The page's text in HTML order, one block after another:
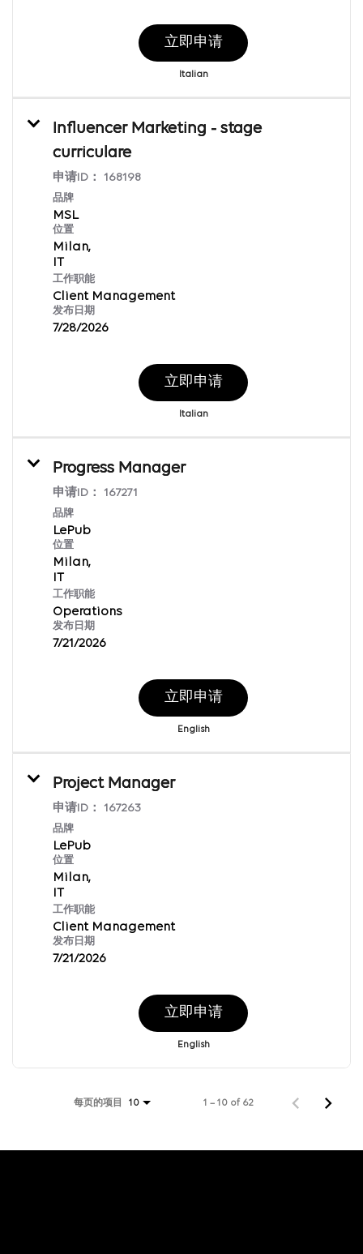
立即申请
Italian
Influencer Marketing - stage
curriculare
申请ID： 168198
品牌
MSL
位置
Milan,
工作职能
Client Management
发布日期
7/28/2026
立即申请
Italian
Progress Manager
申请ID： 167271
品牌
LePub
位置
Milan,
工作职能
Operations
发布日期
7/21/2026
立即申请
English
Project Manager
申请ID： 167263
品牌
LePub
位置
Milan,
工作职能
Client Management
发布日期
7/21/2026
立即申请
English
每页的项目 10 1 – 10 of 62